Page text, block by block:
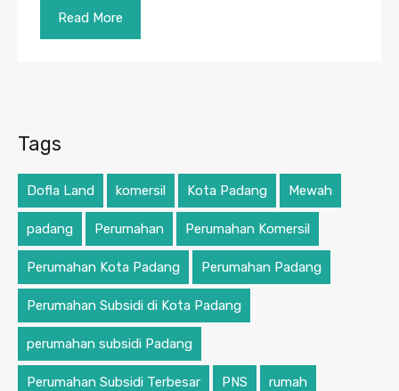
Read More
Tags
Dofla Land komersil Kota Padang Mewah
padang Perumahan Perumahan Komersil
Perumahan Kota Padang Perumahan Padang
Perumahan Subsidi di Kota Padang
perumahan subsidi Padang
Perumahan Subsidi Terbesar PNS rumah